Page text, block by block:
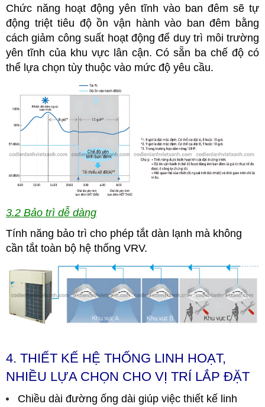
Chức năng hoạt động yên tĩnh vào ban đêm sẽ tự
động triệt tiêu độ ồn vận hành vào ban đêm bằng
cách giảm công suất hoạt động để duy trì môi trường
yên tĩnh của khu vực lân cận. Có sẵn ba chế độ có
thể lựa chọn tùy thuộc vào mức độ yêu cầu.
3.2 Bảo trì dễ dàng
Tính năng bảo trì cho phép tắt dàn lạnh mà không
cần tắt toàn bộ hệ thống VRV.
4. THIẾT KẾ HỆ THỐNG LINH HOẠT,
NHIỀU LỰA CHỌN CHO VỊ TRÍ LẮP ĐẶT
Chiều dài đường ống dài giúp việc thiết kế linh